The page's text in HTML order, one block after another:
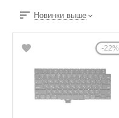
Новинки выше
22%